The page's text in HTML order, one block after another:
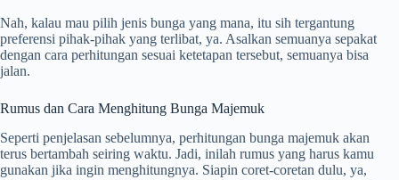
Nah, kalau mau pilih jenis bunga yang mana, itu sih tergantung
preferensi pihak-pihak yang terlibat, ya. Asalkan semuanya sepakat
dengan cara perhitungan sesuai ketetapan tersebut, semuanya bisa
jalan.
Rumus dan Cara Menghitung Bunga Majemuk
Seperti penjelasan sebelumnya, perhitungan bunga majemuk akan
terus bertambah seiring waktu. Jadi, inilah rumus yang harus kamu
gunakan jika ingin menghitungnya. Siapin coret-coretan dulu, ya,